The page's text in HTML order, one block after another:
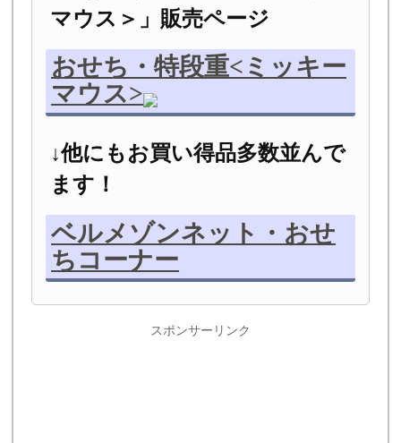
マウス＞」販売ページ
おせち・特段重<ミッキー
マウス>
↓他にもお買い得品多数並んで
ます！
ベルメゾンネット・おせ
ちコーナー
スポンサーリンク